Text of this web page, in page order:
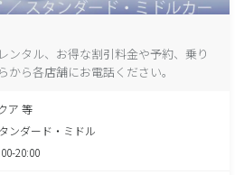
ンタル、お得な割引料金や予約、乗り
ら各店舗にお電話ください。
ア 等
ンダード・ミドル
20:00